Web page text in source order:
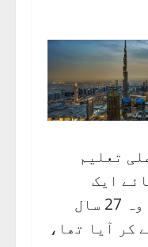
تعلیم
ایک
خلیجی ملک کا رخ کیا اور وہاں کاروبار میں قسمت آزمائی کرنے کا فیصلہ کیا۔ وہ 27 سال
کر آیا تھا،